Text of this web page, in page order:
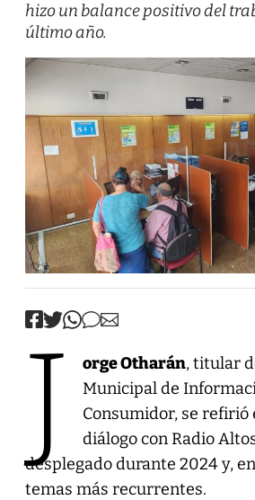
hizo un balance positivo del
último año.
J orge Otharán, titular
Municipal de
Consumidor, se refirió
diálogo con Radio
desplegado durante 2024 y,
temas más recurrentes.